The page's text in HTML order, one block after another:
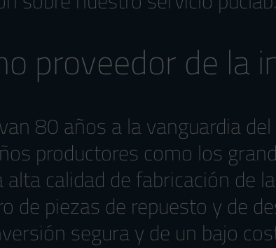
proveedor de la
80 años a la vanguardia
productores como los
calidad de fabricación de
de piezas de repuesto y de
segura y de un bajo